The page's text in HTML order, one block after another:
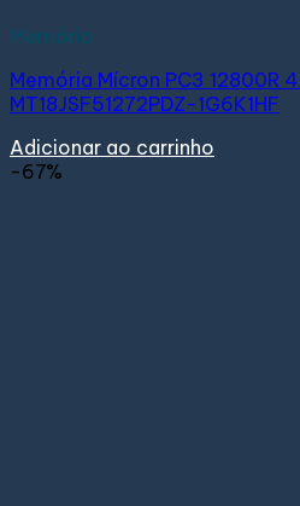
Memória
Memória Mícron PC3 12800R
MT18JSF51272PDZ-1G6K1HF
Adicionar ao carrinho
-67%